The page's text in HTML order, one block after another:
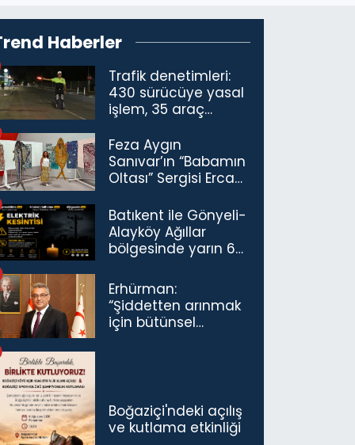
Haberler
Trafik denetimleri:
430 sürücüye yasal
işlem, 35 araç
Feza Aygın
Sanıvar’ın “Babamın
Oltası” Sergisi Ercan
Açıldı
Batıkent ile Gönyeli-
Alayköy Ağıllar
bölgesinde yarın 6
kesintisi…
Erhürman:
“Şiddetten arınmak
için bütünsel
Boğaziçi'ndeki açılış
ve kutlama etkinliği